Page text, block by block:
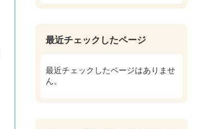
最近チェックしたページ
最近チェックしたページはありませ
ん。